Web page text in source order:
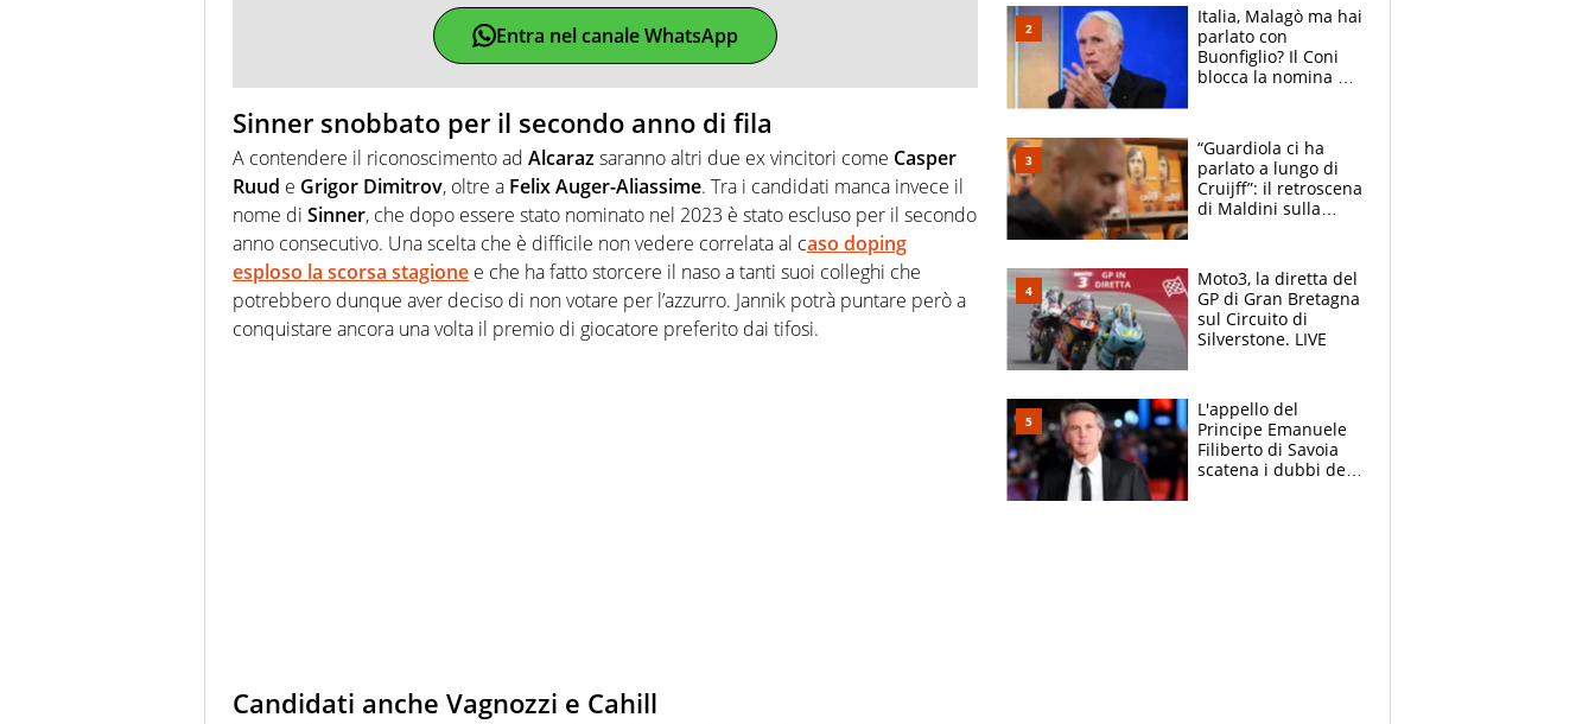
Entra nel canale WhatsApp
Sinner snobbato per il secondo anno di fila
A contendere il riconoscimento ad Alcarazsaranno altri due ex vincitori come Casper
Ruud e Grigor Dimitrov, oltre a Felix Auger-Aliassime. Tra i candidati manca invece il
nome di Sinner, che dopo essere stato nominato nel 2023 è stato escluso per il secondo
anno consecutivo. Una scelta che è difficile non vedere correlata al caso doping
esploso la scorsa stagione e che ha fatto storcere il naso a tanti suoi colleghi che
potrebbero dunque aver deciso di non votare per l’azzurro. Jannik potrà puntare però a
conquistare ancora una volta il premio di giocatore preferito dai tifosi.
Candidati anche Vagnozzi e Cahill
Italia, Malagò ma hai
parlato con
Buonfiglio? Il Coni
blocca la nomina di
“Guardiola ci ha
parlato a lungo di
Cruijff”: il retroscena
di Maldini sulla
Moto3, la diretta del
GP di Gran Bretagna
sul Circuito di
Silverstone. LIVE
L'appello del
Principe Emanuele
Filiberto di Savoia
scatena i dubbi dei